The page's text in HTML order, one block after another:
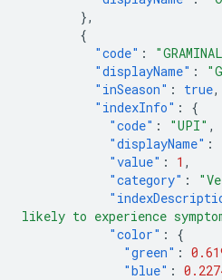
},
{
"code" :
"displayName" :
"inSeason" : true,
"indexInfo" :
{
"code" : "UPI" ,
"displayName" :
"value" : 1 ,
"category" :
likely to experience
"color" :
{
"green" :
"blue" :